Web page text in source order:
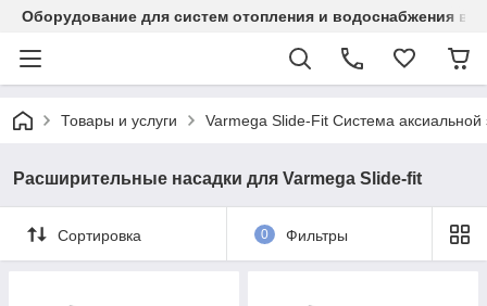
Оборудование для систем отопления и водоснабжения в
Товары и услуги Varmega Slide-Fit Система аксиальной
Расширительные насадки для Varmega Slide-fit
Сортировка 0 Фильтры